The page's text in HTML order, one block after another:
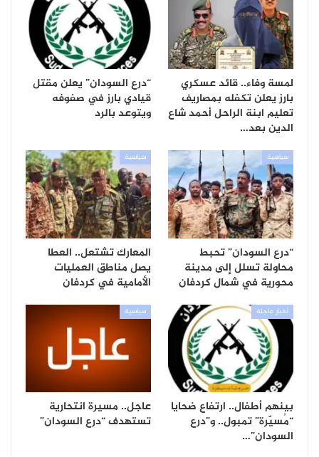
لمسة وفاء.. قائد عسكري
بارز يعلن تكفله بمصاريف
تعليم ابنة الراحل أحمد شاع
الدين بعد…
“درع السودان” يعلن مقتل
قيادي بارز في صفوفه
ويتوعد بالرد
سياسية
“درع السودان” تحبط
محاولة تسلل إلى مدينة
محورية في شمال كردفان
سياسية
المعارك تشتعل.. العطا
يصل مناطق العمليات
الأمامية في كردفان
أخبار عاجلة
بينهم أطفال.. ارتفاع ضحايا
“مُسيّرة” تمبول.. و”درع
السودان”…
سياسية
عاجل.. مسيرة انتحارية
تستهدف “درع السودان”